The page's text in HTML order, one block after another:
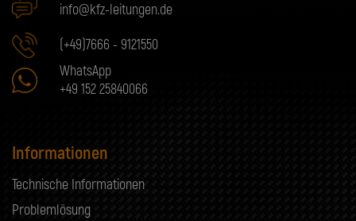
info@kfz-leitungen.de
(+49)7666 - 9121550
WhatsApp
+49 152 25840066
Informationen
Technische Informationen
Problemlösung